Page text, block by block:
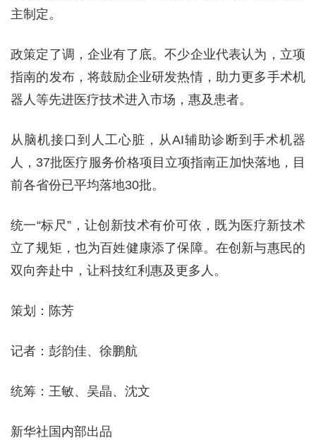
主制定。
政策定了调，企业有了底。不少企业代表认为，立项
指南的发布，将鼓励企业研发热情，助力更多手术机
器人等先进医疗技术进入市场，惠及患者。
从脑机接口到人工心脏，从AI辅助诊断到手术机器
人，37批医疗服务价格项目立项指南正加快落地，目
前各省份已平均落地30批。
统一“标尺”，让创新技术有价可依，既为医疗新技术
立了规矩，也为百姓健康添了保障。在创新与惠民的
双向奔赴中，让科技红利惠及更多人。
策划：陈芳
记者：彭韵佳、徐鹏航
统筹：王敏、吴晶、沈文
新华社国内部出品